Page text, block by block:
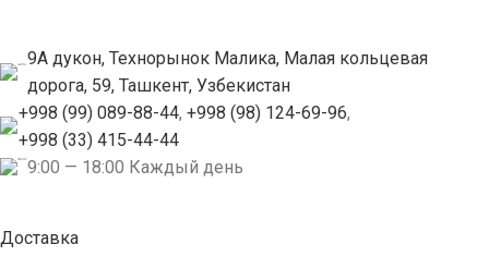
9А дукон, Технорынок Малика, Малая кольцевая
дорога, 59, Ташкент, Узбекистан
+998 (99) 089-88-44, +998 (98) 124-69-96,
+998 (33) 415-44-44
9:00 — 18:00 Каждый день
Доставка